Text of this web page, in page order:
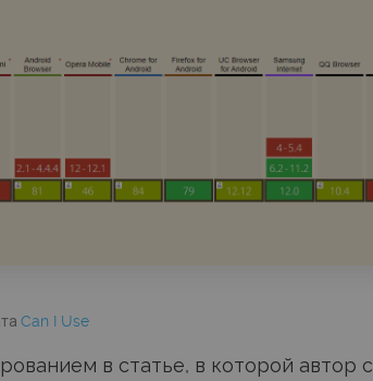
Can I Use
в статье, в которой автор с